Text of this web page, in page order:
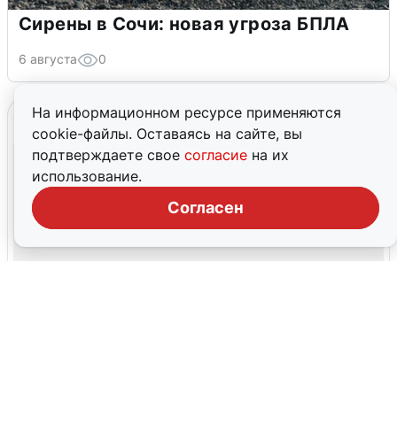
На информационном ресурсе применяются
cookie-файлы. Оставаясь на сайте, вы
подтверждаете свое согласие на их
использование.
Согласен
Сирены в Сочи: новая угроза БПЛА
6 августа 0